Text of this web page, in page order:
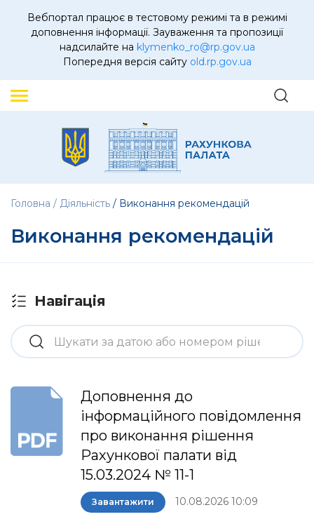
Вебпортал працює в тестовому режимі та в режимі
доповнення інформації. Зауваження та пропозиції
надсилайте на klymenko_ro@rp.gov.ua
Попередня версія сайту old.rp.gov.ua
Головна Діяльність Виконання рекомендацій
Виконання рекомендацій
Навігація
Доповнення до
інформаційного повідомлення
про виконання рішення
Рахункової палати від
15.03.2024 № 11-1
Завантажити 10.08.2026 10:09